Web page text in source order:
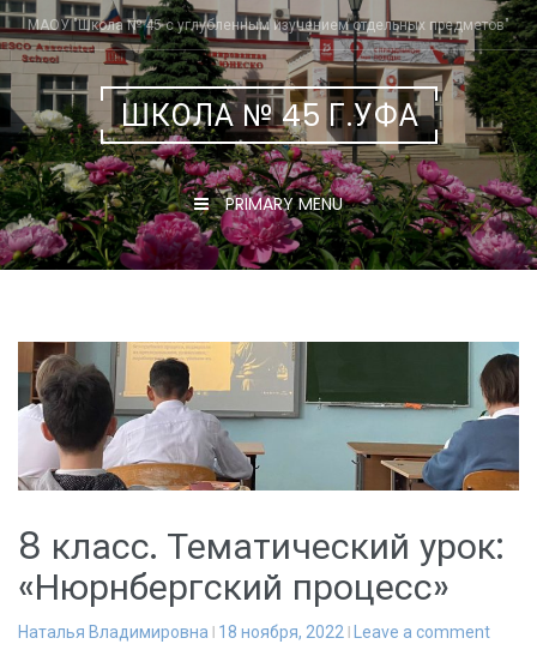
Skip
to
content
МАОУ "Школа № 45 с углубленным изучением отдельных предметов"
ШКОЛА № 45 Г.УФА
PRIMARY MENU
8 класс. Тематический урок:
«Нюрнбергский процесс»
Наталья Владимировна 18 ноября, 2022 Leave a comment